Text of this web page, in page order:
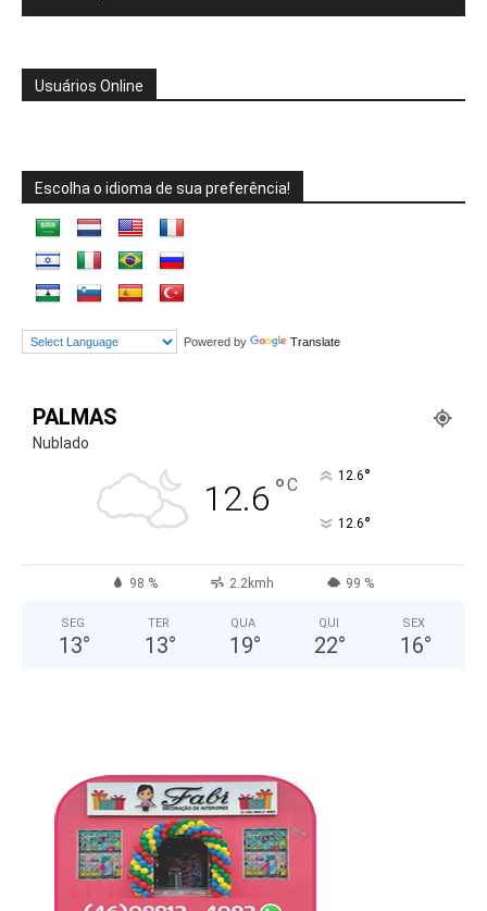
Usuários Online
Escolha o idioma de sua preferência!
Powered by Translate
PALMAS
Nublado
12.6 °C 12.6°
12.6°
98 % 2.2kmh 99 %
SEG
13°
TER
13°
QUA
19°
QUI
22°
SEX
16°